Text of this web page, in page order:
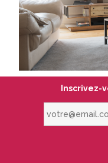
Inscrivez-